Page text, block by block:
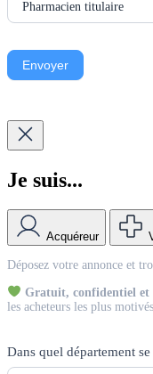
Envoyer
Je suis...
Acquéreur
Vendeur
Déposez votre annonce et
Gratuit, confidentiel et
les acheteurs les plus
Dans quel département